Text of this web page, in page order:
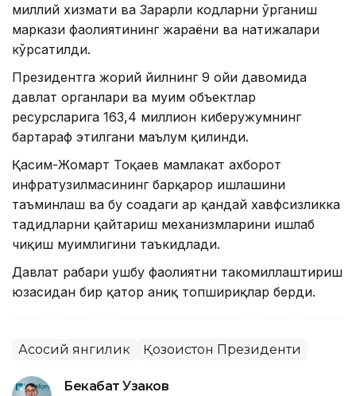
миллий хизмати ва Зарарли кодларни ўрганиш
маркази фаолиятининг жараёни ва натижалари
кўрсатилди.
Президентга жорий йилнинг 9 ойи давомида
давлат органлари ва муҳим объектлар
ресурсларига 163,4 миллион киберҳужумнинг
бартараф этилгани маълум қилинди.
Қасим-Жомарт Тоқаев мамлакат ахборот
инфратузилмасининг барқарор ишлашини
таъминлаш ва бу соҳадаги ҳар қандай хавфсизликка
таҳдидларни қайтариш механизмларини ишлаб
чиқиш муҳимлигини таъкидлади.
Давлат раҳбари ушбу фаолиятни такомиллаштириш
юзасидан бир қатор аниқ топшириқлар берди.
Асосий янгилик Қозоғистон Президенти
Бекабат Узаков